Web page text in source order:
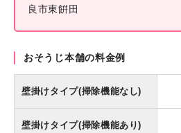
良市東餠田
おそうじ本舗の料金例
壁掛けタイプ(掃除機能なし)
壁掛けタイプ(掃除機能あり)